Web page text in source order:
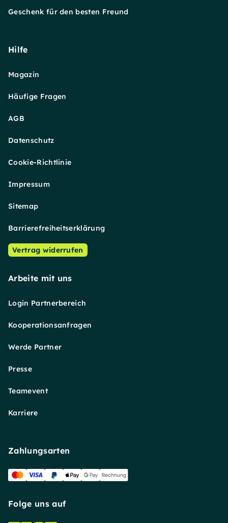
Geschenk für den besten Freund
Hilfe
Magazin
Häufige Fragen
AGB
Datenschutz
Cookie-Richtlinie
Impressum
Sitemap
Barrierefreiheitserklärung
Vertrag widerrufen
Arbeite mit uns
Login Partnerbereich
Kooperationsanfragen
Werde Partner
Presse
Teamevent
Karriere
Zahlungsarten
Folge uns auf